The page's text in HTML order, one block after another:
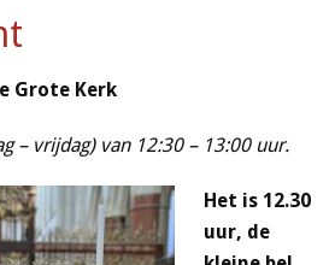
Grote Kerk
– vrijdag) van 12:30 – 13:00 uur.
Het is 12.30
uur, de